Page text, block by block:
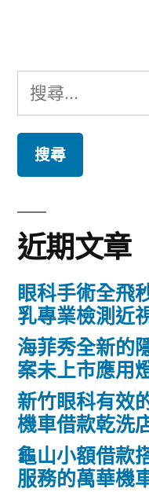
搜
尋
鍵
字:
近期文章
眼科手術全飛
乳專業檢測近
海菲秀全新的
案未上市應用
新竹眼科有效
機車借款乾洗
龜山小額借款
服務的萬華機